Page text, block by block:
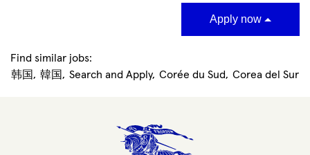
Apply now
Find similar jobs:
韩国, 韓国, Search and Apply, Corée du Sud, Corea del Sur